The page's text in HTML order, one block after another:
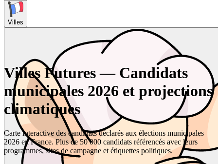
Villes
Villes Futures — Candidats
municipales 2026 et projections
climatiques
Carte interactive des candidats déclarés aux élections municipales
2026 en France. Plus de 50 000 candidats référencés avec leurs
programmes, sites de campagne et étiquettes politiques.